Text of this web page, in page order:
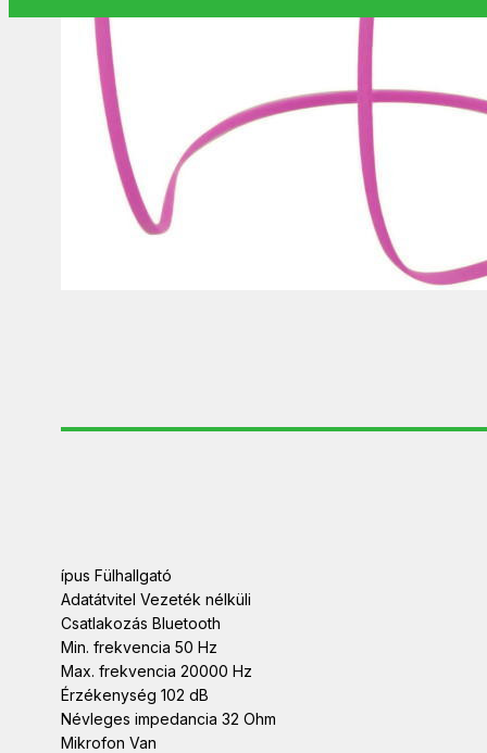
ípus Fülhallgató
Adatátvitel Vezeték nélküli
Csatlakozás Bluetooth
Min. frekvencia 50 Hz
Max. frekvencia 20000 Hz
Érzékenység 102 dB
Névleges impedancia 32 Ohm
Mikrofon Van